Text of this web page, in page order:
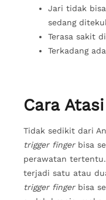
Jari tidak
sedang
Terasa sakit
Terkadang
Cara
Tidak sedikit dari
trigger fingerbisa
perawatan
terjadi satu atau
trigger fingerbisa